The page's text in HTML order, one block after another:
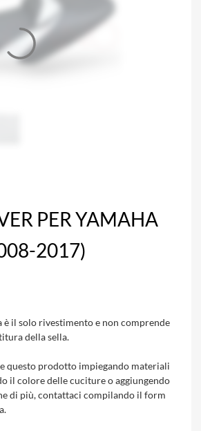
PER YAMAHA
2017)
è il solo rivestimento e non comprende
della sella.
questo prodotto impiegando materiali
il colore delle cuciture o aggiungendo
di più, contattaci compilando il form